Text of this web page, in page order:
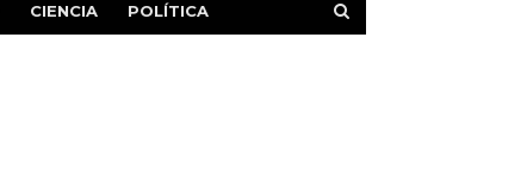
CIENCIA POLÍTICA